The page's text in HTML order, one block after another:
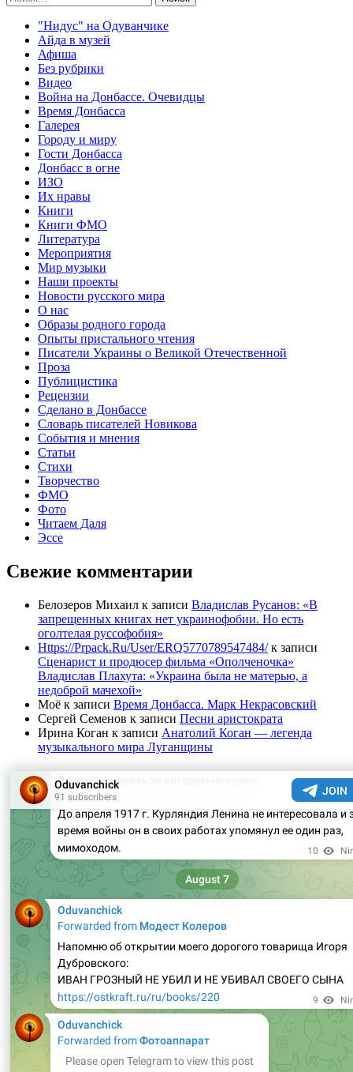
"Нидус" на Одуванчике
Айда в музей
Афиша
Без рубрики
Видео
Война на Донбассе. Очевидцы
Время Донбасса
Галерея
Городу и миру
Гости Донбасса
Донбасс в огне
ИЗО
Их нравы
Книги
Книги ФМО
Литература
Мероприятия
Мир музыки
Наши проекты
Новости русского мира
О нас
Образы родного города
Опыты пристального чтения
Писатели Украины о Великой Отечественной
Проза
Публицистика
Рецензии
Сделано в Донбассе
Словарь писателей Новикова
События и мнения
Статьи
Стихи
Творчество
ФМО
Фото
Читаем Даля
Эссе
Свежие комментарии
Белозеров Михаил к записи Владислав Русанов: «В
запрещенных книгах нет украинофобии. Но есть
оголтелая руссофобия»
Https://Prpack.Ru/User/ERQ5770789547484/к записи
Сценарист и продюсер фильма «Ополченочка»
Владислав Плахута: «Украина была не матерью, а
недоброй мачехой»
Моё к записи Время Донбасса. Марк Некрасовский
Сергей Семенов к записи Песни аристократа
Ирина Коган к записи Анатолий Коган — легенда
музыкального мира Луганщины